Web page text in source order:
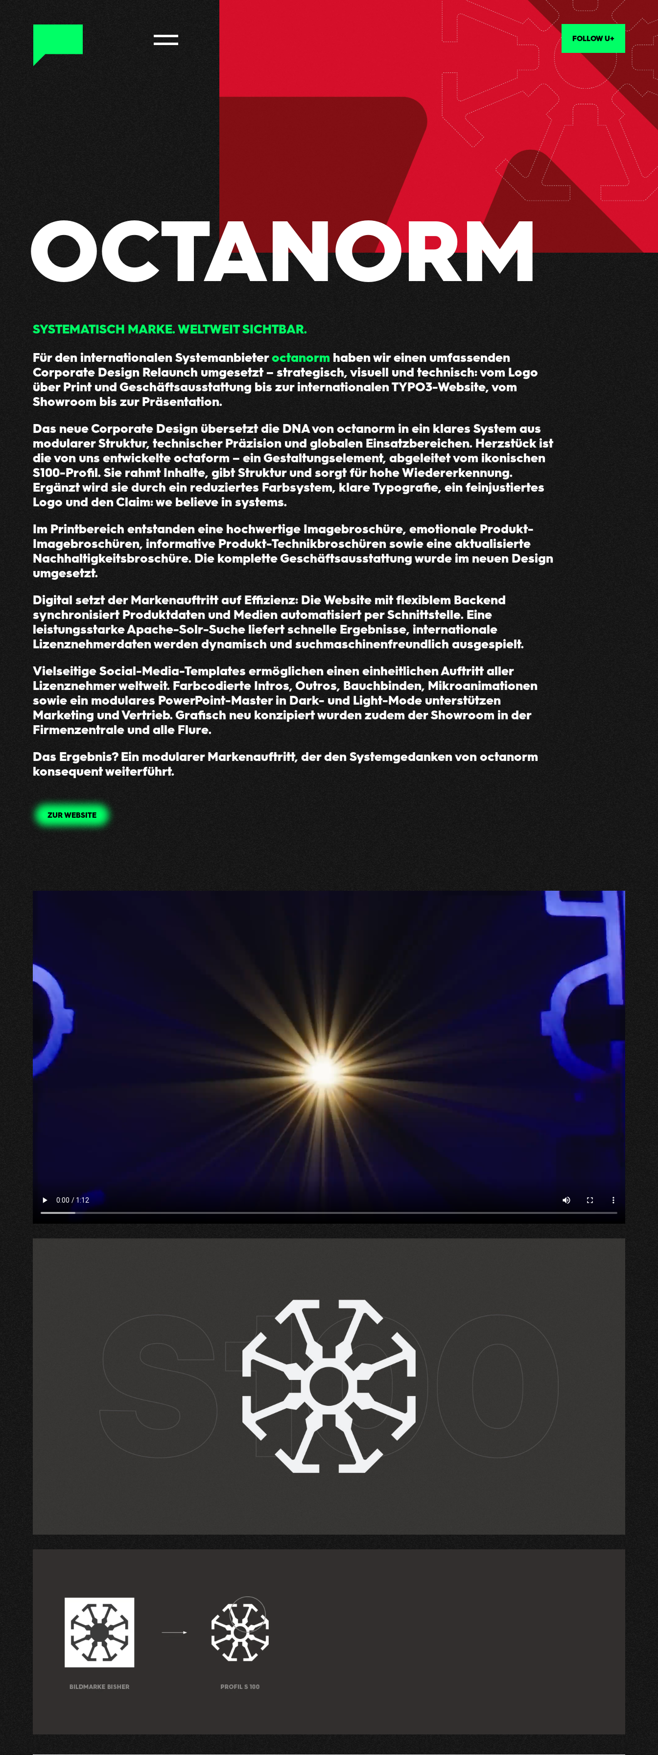
FOLLOW U+
OCTANORM
SYSTEMATISCH MARKE. WELTWEIT SICHTBAR.
Für den internationalen Systemanbieteroctanorm haben wir einen umfassenden
Corporate Design Relaunch umgesetzt – strategisch, visuell und technisch: vom Logo
über Print und Geschäftsausstattung bis zur internationalen TYPO3-Website, vom
Showroom bis zur Präsentation.
Das neue Corporate Design übersetzt die DNA von octanorm in ein klares System aus
modularer Struktur, technischer Präzision und globalen Einsatzbereichen. Herzstück ist
die von uns entwickelte octaform – ein Gestaltungselement, abgeleitet vom ikonischen
S100-Profil. Sie rahmt Inhalte, gibt Struktur und sorgt für hohe Wiedererkennung.
Ergänzt wird sie durch ein reduziertes Farbsystem, klare Typografie, ein feinjustiertes
Logo und den Claim: we believe in systems.
Im Printbereich entstanden eine hochwertige Imagebroschüre, emotionale Produkt-
Imagebroschüren, informative Produkt-Technikbroschüren sowie eine aktualisierte
Nachhaltigkeitsbroschüre. Die komplette Geschäftsausstattung wurde im neuen Design
umgesetzt.
Digital setzt der Markenauftritt auf Effizienz: Die Website mit flexiblem Backend
synchronisiert Produktdaten und Medien automatisiert per Schnittstelle. Eine
leistungsstarke Apache-Solr-Suche liefert schnelle Ergebnisse, internationale
Lizenznehmerdaten werden dynamisch und suchmaschinenfreundlich ausgespielt.
Vielseitige Social-Media-Templates ermöglichen einen einheitlichen Auftritt aller
Lizenznehmer weltweit. Farbcodierte Intros, Outros, Bauchbinden, Mikroanimationen
sowie ein modulares PowerPoint-Master in Dark- und Light-Mode unterstützen
Marketing und Vertrieb. Grafisch neu konzipiert wurden zudem der Showroom in der
Firmenzentrale und alle Flure.
Das Ergebnis? Ein modularer Markenauftritt, der den Systemgedanken von octanorm
konsequent weiterführt.
ZUR WEBSITE